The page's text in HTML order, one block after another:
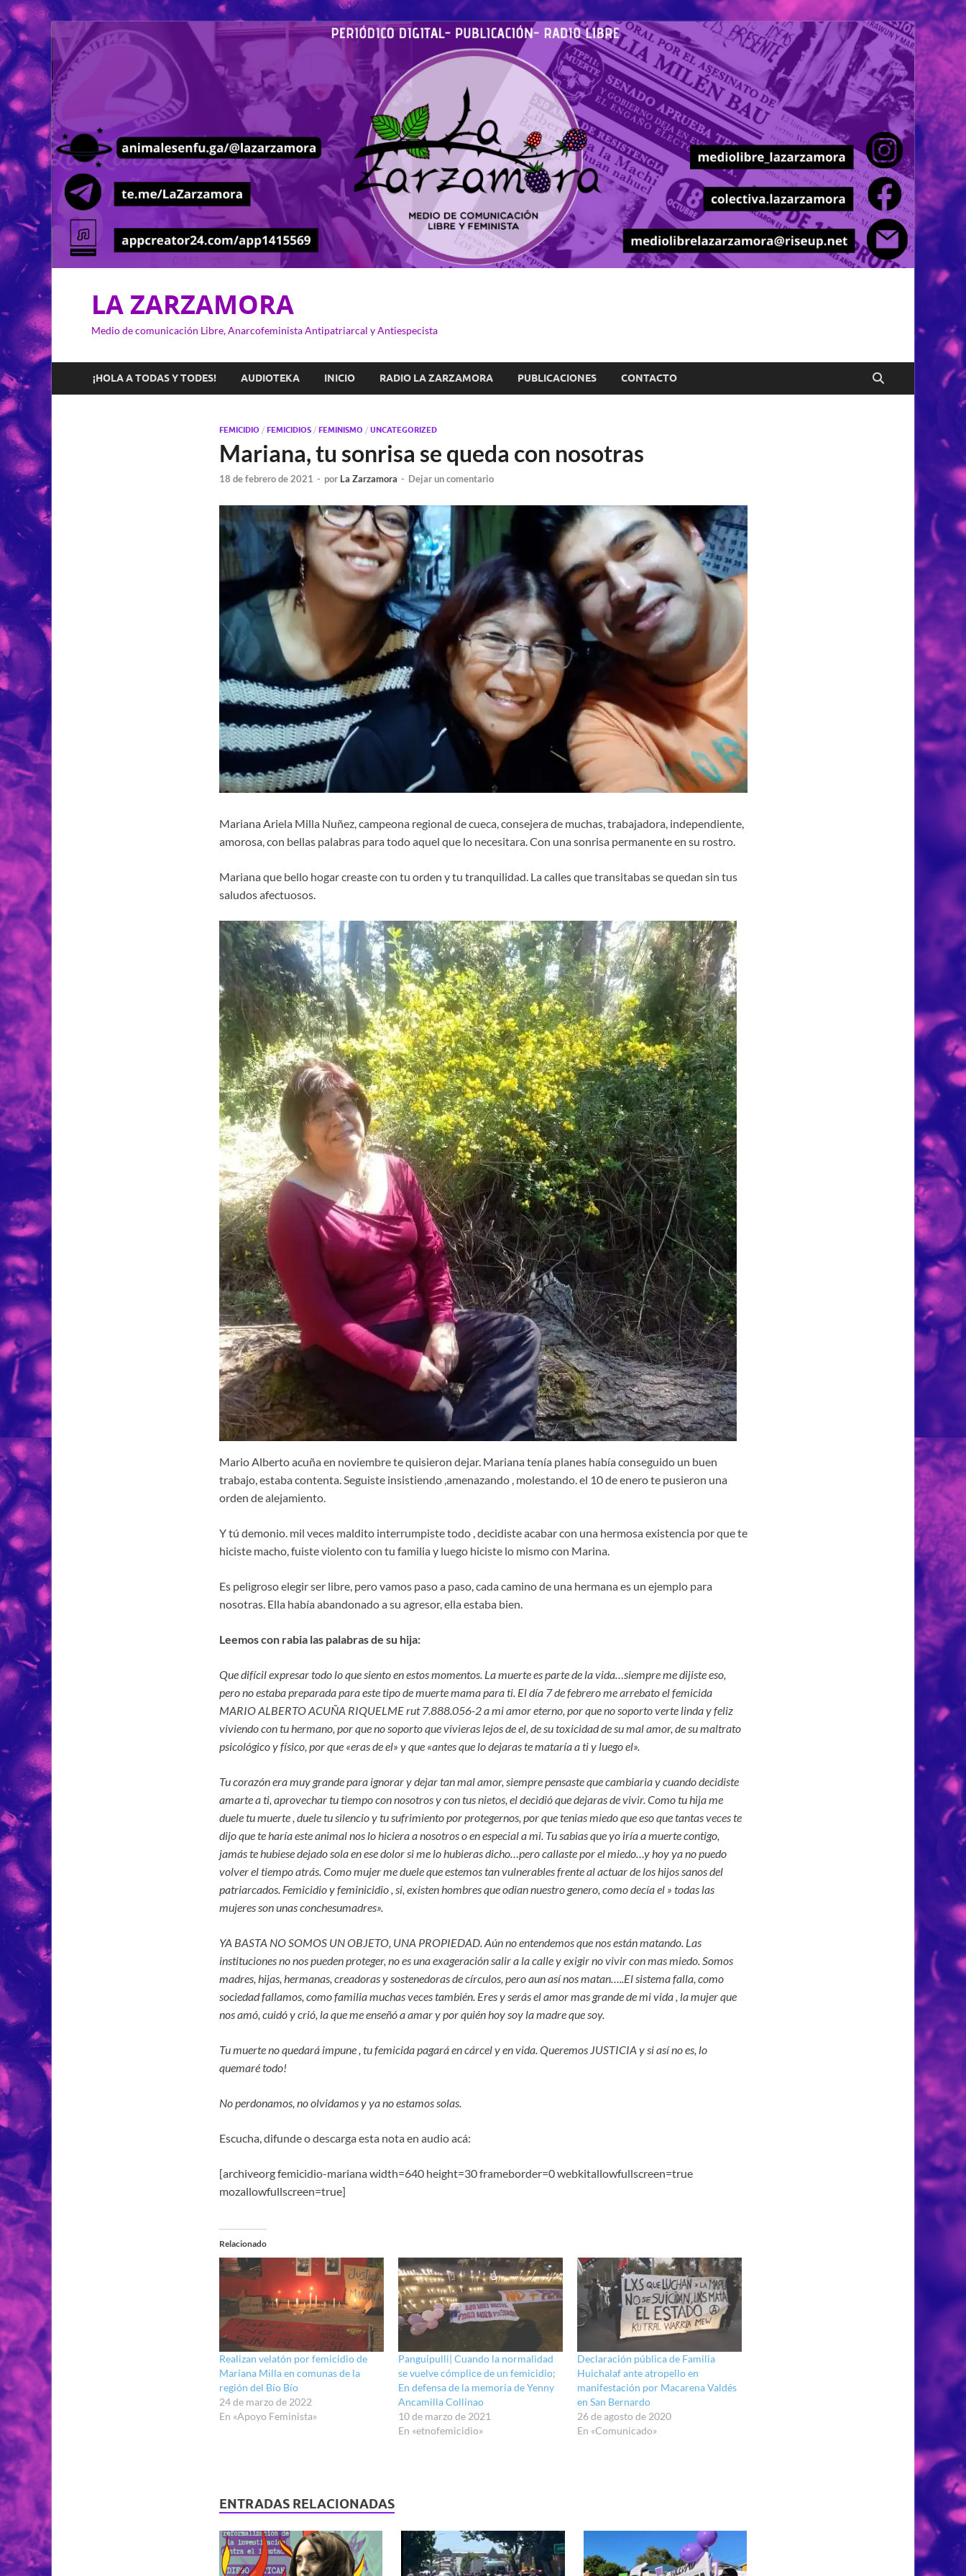
LA ZARZAMORA
Medio de comunicación Libre, Anarcofeminista Antipatriarcal y Antiespecista
¡HOLA A TODAS Y TODES! AUDIOTEKA INICIO RADIO LA ZARZAMORA PUBLICACIONES CONTACTO
FEMICIDIO / FEMICIDIOS/ FEMINISMO / UNCATEGORIZED
Mariana, tu sonrisa se queda con nosotras
18 de febrero de 2021 - por La Zarzamora - Dejar un comentario
Mariana Ariela Milla Nuñez, campeona regional de cueca, consejera de muchas, trabajadora, independiente,
amorosa, con bellas palabras para todo aquel que lo necesitara. Con una sonrisa permanente en su rostro.
Mariana que bello hogar creaste con tu orden y tu tranquilidad. La calles que transitabas se quedan sin tus
saludos afectuosos.
Mario Alberto acuña en noviembre te quisieron dejar. Mariana tenía planes había conseguido un buen
trabajo, estaba contenta. Seguiste insistiendo ,amenazando , molestando. el 10 de enero te pusieron una
orden de alejamiento.
Y tú demonio. mil veces maldito interrumpiste todo , decidiste acabar con una hermosa existencia por que te
hiciste macho, fuiste violento con tu familia y luego hiciste lo mismo con Marina.
Es peligroso elegir ser libre, pero vamos paso a paso, cada camino de una hermana es un ejemplo para
nosotras. Ella había abandonado a su agresor, ella estaba bien.
Leemos con rabia las palabras de su hija:
Que difícil expresar todo lo que siento en estos momentos. La muerte es parte de la vida…siempre me dijisteeso,
pero no estaba preparada para este tipo de muerte mama para ti. El día 7 de febrero me arrebato el femicida
MARIO ALBERTO ACUÑA RIQUELME rut 7.888.056-2 a mi amor eterno, por que no soporto verte linda y feliz
viviendo con tu hermano, por que no soporto que vivieras lejos de el, de su toxicidad de su mal amor, de su maltrato
psicológico y físico, por que «eras de el» y que «antes que lo dejaras te mataría a ti y luego el».
Tu corazón era muy grande para ignorar y dejar tan mal amor, siempre pensaste que cambiaria y cuando decidiste
amarte a ti, aprovechar tu tiempo con nosotros y con tus nietos, el decidió que dejaras de vivir. Como tu hija me
duele tu muerte , duele tu silencio y tu sufrimiento por protegernos, por que tenias miedo que eso que tantas veces te
dijo que te haría este animal nos lo hiciera a nosotros o en especial a mi. Tu sabias que yo iría a muerte contigo,
jamás te hubiese dejado sola en ese dolor si me lo hubieras dicho…pero callaste por el miedo…y hoy ya no puedo
volver el tiempo atrás. Como mujer me duele que estemos tan vulnerables frente al actuar de los hijos sanos del
patriarcados. Femicidio y feminicidio , si, existen hombres que odian nuestro genero, como decía el » todas las
mujeres son unas conchesumadres».
YA BASTA NO SOMOS UN OBJETO, UNA PROPIEDAD. Aún no entendemos que nos están matando. Las
instituciones no nos pueden proteger, no es una exageración salir a la calle y exigir no vivir con mas miedo. Somos
madres, hijas, hermanas, creadoras y sostenedoras de círculos, pero aun así nos matan…..El sistema falla, como
sociedad fallamos, como familia muchas veces también. Eres y serás el amor mas grande de mi vida , la mujer que
nos amó, cuidó y crió, la que me enseñó a amar y por quién hoy soy la madre que soy.
Tu muerte no quedará impune , tu femicida pagará en cárcel y en vida. Queremos JUSTICIA y si así no es, lo
quemaré todo!
No perdonamos, no olvidamos y ya no estamos solas.
Escucha, difunde o descarga esta nota en audio acá:
[archiveorg femicidio-mariana width=640 height=30 frameborder=0 webkitallowfullscreen=true
mozallowfullscreen=true]
Relacionado
Realizan velatón por femicidio de
Mariana Milla en comunas de la
región del Bío Bío
24 de marzo de 2022
En «Apoyo Feminista»
Panguipulli| Cuando la normalidad
se vuelve cómplice de un femicidio;
En defensa de la memoria de Yenny
Ancamilla Collinao
10 de marzo de 2021
En «etnofemicidio»
Declaración pública de Familia
Huichalaf ante atropello en
manifestación por Macarena Valdés
en San Bernardo
26 de agosto de 2020
En «Comunicado»
ENTRADAS RELACIONADAS